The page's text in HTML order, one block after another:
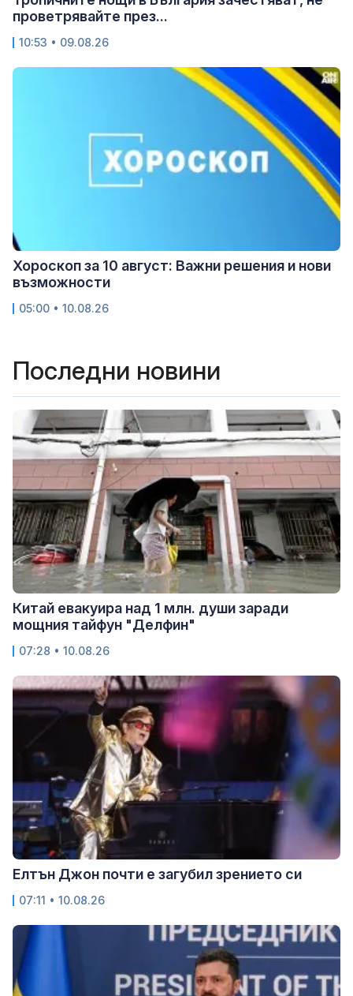
проветрявайте през...
10:53 • 09.08.26
Хороскоп за 10 август: Важни решения и нови
възможности
05:00 • 10.08.26
Последни новини
Китай евакуира над 1 млн. души заради
мощния тайфун "Делфин"
07:28 • 10.08.26
Елтън Джон почти е загубил зрението си
07:11 • 10.08.26